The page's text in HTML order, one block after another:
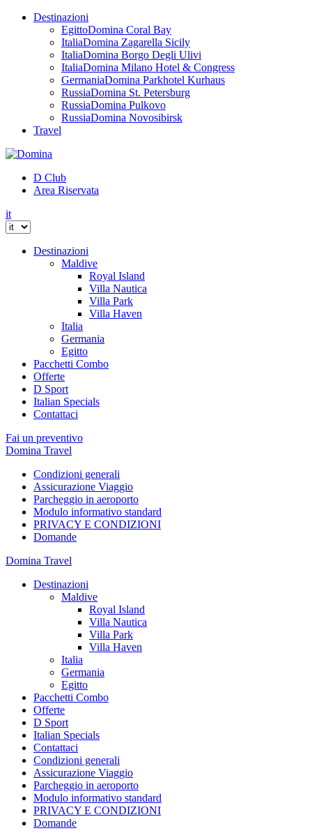
Destinazioni
EgittoDomina Coral Bay
ItaliaDomina Zagarella Sicily
ItaliaDomina Borgo Degli Ulivi
ItaliaDomina Milano Hotel & Congress
GermaniaDomina Parkhotel Kurhaus
RussiaDomina St. Petersburg
RussiaDomina Pulkovo
RussiaDomina Novosibirsk
Travel
D Club
Area Riservata
it
Destinazioni
Maldive
Royal Island
Villa Nautica
Villa Park
Villa Haven
Italia
Germania
Egitto
Pacchetti Combo
Offerte
D Sport
Italian Specials
Contattaci
Fai un preventivo
Domina Travel
Condizioni generali
Assicurazione Viaggio
Parcheggio in aeroporto
Modulo informativo standard
PRIVACY E CONDIZIONI
Domande
Domina Travel
Destinazioni
Maldive
Royal Island
Villa Nautica
Villa Park
Villa Haven
Italia
Germania
Egitto
Pacchetti Combo
Offerte
D Sport
Italian Specials
Contattaci
Condizioni generali
Assicurazione Viaggio
Parcheggio in aeroporto
Modulo informativo standard
PRIVACY E CONDIZIONI
Domande